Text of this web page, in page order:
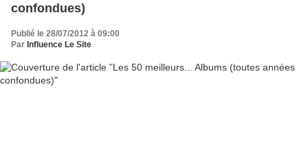
confondues)
Publié le 28/07/2012 à 09:00
Par Influence Le Site